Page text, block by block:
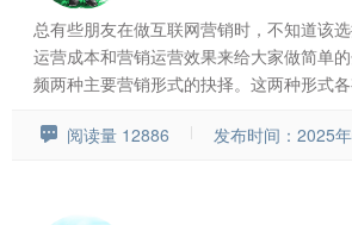
总有些朋友在做互联网营销时，不知道该
运营成本和营销运营效果来给大家做简单
频两种主要营销形式的抉择。这两种形式
阅读量 12886 发布时间：2025